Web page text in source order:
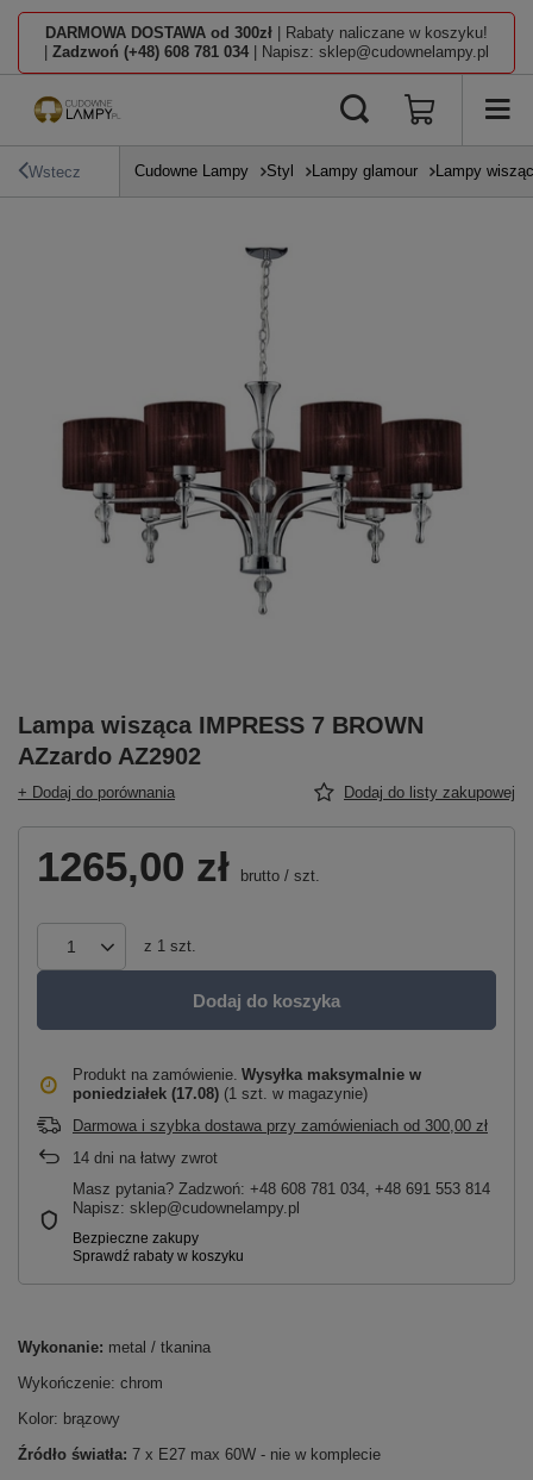
DARMOWA DOSTAWA od 300zł | Rabaty naliczane w koszyku!
Zadzwoń (+48) 608 781 034 | Napisz: sklep@cudownelampy.pl
Wstecz Cudowne Lampy Styl Lampy glamour Lampy
Lampa wisząca IMPRESS 7 BROWN
AZzardo AZ2902
+ Dodaj do porównania Dodaj do listy zakupowej
1265,00 zł brutto / szt.
z 1 szt.
Dodaj do koszyka
Produkt na zamówienie Wysyłka maksymalnie w
poniedziałek (17.08) (1 szt. w magazynie)
Darmowa i szybka dostawa przy zamówieniach od 300,00 zł
14 dni na łatwy zwrot
Masz pytania? Zadzwoń: +48 608 781 034, +48 691 553 814
Napisz: sklep@cudownelampy.pl
Wykonanie: metal / tkanina
Wykończenie: chrom
Kolor: brązowy
Źródło światła: 7 x E27 max 60W - nie w komplecie